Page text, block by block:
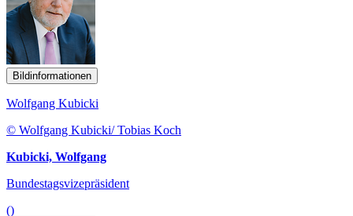
Bildinformationen
Wolfgang Kubicki
© Wolfgang Kubicki/ Tobias Koch
Kubicki, Wolfgang
Bundestagsvizepräsident
()